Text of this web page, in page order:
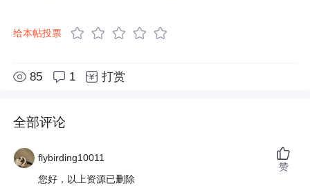
给本帖投票
85 1 打赏
全部评论
flybirding10011
您好，以上资源已删除
赞